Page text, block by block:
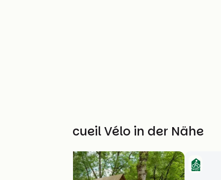
Weitere Accueil Vélo in der Nähe